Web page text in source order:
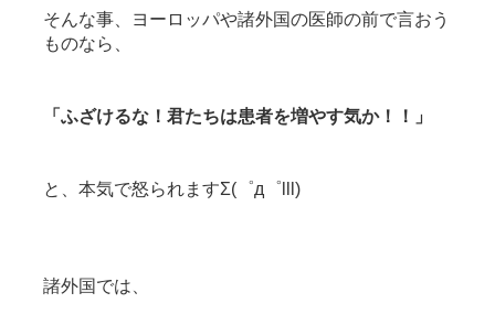
そんな事、ヨーロッパや諸外国の医師の前で言おう
ものなら、
「ふざけるな！君たちは患者を増やす気か！！」
と、本気で怒られますΣ(゜д゜lll)
諸外国では、